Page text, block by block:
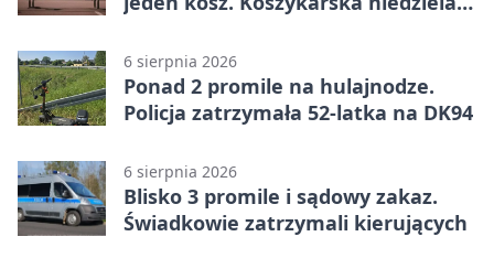
6 sierpnia 2026
Ponad 2 promile na hulajnodze.
Policja zatrzymała 52-latka na DK94
6 sierpnia 2026
Blisko 3 promile i sądowy zakaz.
Świadkowie zatrzymali kierujących